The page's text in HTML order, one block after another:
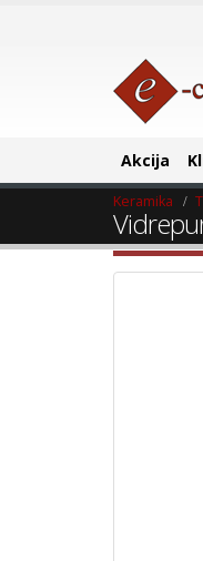
Akcija
Keramika